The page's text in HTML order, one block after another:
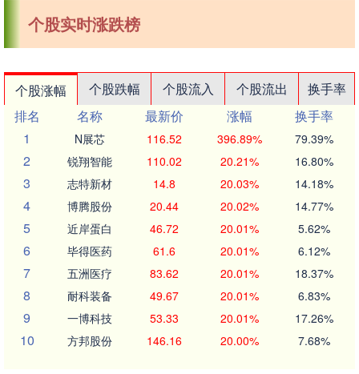
个股实时涨跌榜
个股涨幅 个股跌幅 个股流入 个股流出
换手率
排名
名称 最新价 涨幅
换手率
1
N展芯 116.52 396.89% 79.39%
2 锐翔智能 110.02 20.21% 16.80%
3 志特新材 14.8 20.03% 14.18%
4 博腾股份 20.44 20.02% 14.77%
5 近岸蛋白 46.72 20.01% 5.62%
6 毕得医药 61.6 20.01% 6.12%
7 五洲医疗 83.62 20.01% 18.37%
8 耐科装备 49.67 20.01% 6.83%
9 一博科技 53.33 20.01% 17.26%
10 方邦股份 146.16 20.00% 7.68%